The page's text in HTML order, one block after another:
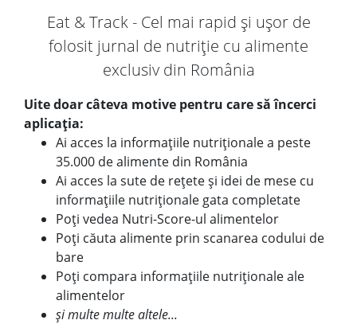
Eat & Track - Cel mai rapid și ușor de
folosit jurnal de nutriție cu alimente
exclusiv din România
Uite doar câteva motive pentru care să încerci
aplicația:
Ai acces la informațiile nutriționale a peste
35.000 de alimente din România
Ai acces la sute de rețete și idei de mese cu
informațiile nutriționale gata completate
Poți vedea Nutri-Score-ul alimentelor
Poți căuta alimente prin scanarea codului de
bare
Poți compara informațiile nutriționale ale
alimentelor
și multe multe altele...